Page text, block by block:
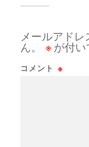
メールアド
ん。
※ が付
コメント ※